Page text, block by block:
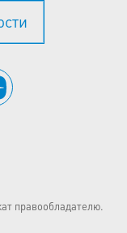
правообладателю.